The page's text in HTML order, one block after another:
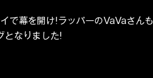
で幕を開け!ラッパーのVaVaさんも
となりました!